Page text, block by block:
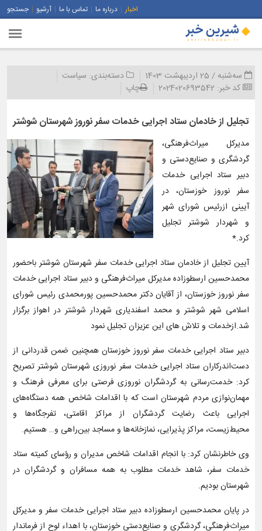
اخبار درباره ما تماس با ما آرشیو جستجو
سه‌شنبه / 25 اردیبهشت 1403 دسته‌بندی: سیاست
کد خبر: 2024020693542 چاپ
تجلیل از خادمان ستاد اجرایی خدمات سفر نوروز شهرستان شوشتر
مدیرکل میراث‌فرهنگی،
گردشگری و صنایع‌دستی و
دبیر ستاد اجرایی خدمات
سفر نوروز خوزستان، در
آیینی ازرئیس شورای شهر
و شهردار شوشتر تجلیل
کرد.*
آیین تجلیل از خادمان ستاد اجرایی خدمات سفر شهرستان شوشتر باحضور
محمدحسین ارسطوزاده مدیرکل میراث‌فرهنگی و دبیر ستاد اجرایی خدمات
سفر نوروز خوزستان، از آقایان دکتر محمدحسین پورمحمدی رئیس شورای
اسلامی شهر شوشتر و محمد اسفندیاری شهردار شوشتر در اهواز برگزار
شد.ازخدمات و تلاش های این عزیزان تجلیل نمود
دبیر ستاد اجرایی خدمات سفر نوروز خوزستان همچنین ضمن قدردانی از
دست‌اندرکاران ستاد اجرایی خدمات سفر نوروزی شهرستان شوشتر تصریح
کرد: خدمت‌رسانی به گردشگران نوروزی فرصتی برای معرفی فرهنگ و
مهمان‌نوازی مردم شهرستان است که با اقدامات شاخص همه دستگاه‌های
اجرایی باعث رضایت گردشگران از مراکز اقامتی، تفرجگاه‌ها و
محیط‌زیست، مراکز پذیرایی، نمازخانه‌ها و مساجد بین‌راهی و… هستیم.
وی خاطرنشان کرد: با انجام اقدامات شاخص مدیران و رؤسای کمیته ستاد
خدمات سفر، شاهد خدمات مطلوب به همه مسافران و گردشگران در
شهرستان بودیم.
در پایان محمدحسین ارسطوزاده دبیر ستاد اجرایی خدمات سفر و مدیرکل
میراث‌فرهنگی، گردشگری و صنایع‌دستی خوزستان، با اهداء لوح از فرماندار